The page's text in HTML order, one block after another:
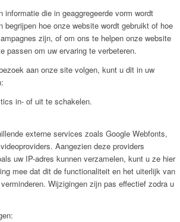
informatie die in geaggregeerde vorm wordt
begrijpen hoe onze website wordt gebruikt of hoe
zijn, of om ons te helpen onze website
passen om uw ervaring te verbeteren.
aan onze site volgen, kunt u dit in uw
in- of uit te schakelen.
externe services zoals Google Webfonts,
Aangezien deze providers
uw IP-adres kunnen verzamelen, kunt u ze hier
mee dat dit de functionaliteit en het uiterlijk van
Wijzigingen zijn pas effectief zodra u